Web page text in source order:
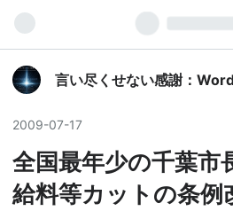
言い尽くせない感謝：
Gratitude
2009-07-17
全国最年少の千葉
給料等カットの条例